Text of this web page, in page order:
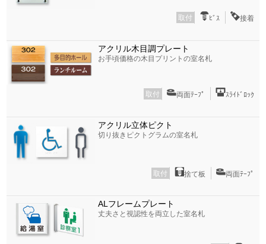
取付 ﾋﾞｽ 接着
アクリル木目調プレート
お手頃価格の木目プリントの室名札
取付 両面ﾃｰﾌﾟ ｽﾗｲﾄﾞﾛｯｸ
アクリル立体ピクト
切り抜きピクトグラムの室名札
取付 捨て板 両面ﾃｰﾌﾟ
ALフレームプレート
丈夫さと視認性を両立した室名札